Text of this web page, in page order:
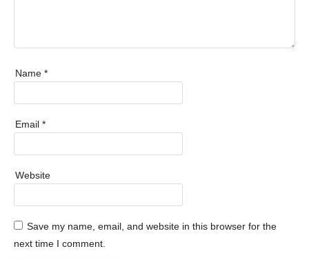
Name *
Email *
Website
Save my name, email, and website in this browser for the
next time I comment.